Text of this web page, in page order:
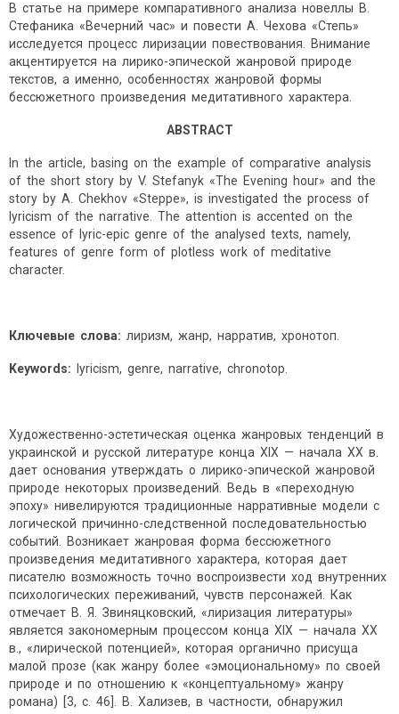
В статье на примере компаративного анализа новеллы В.
Стефаника «Вечерний час» и повести А. Чехова «Степь»
исследуется процесс лиризации повествования. Внимание
акцентируется на лирико-эпической жанровой природе
текстов, а именно, особенностях жанровой формы
бессюжетного произведения медитативного характера.
ABSTRACT
In the article, basing on the example of comparative analysis
of the short story by V. Stefanyk «The Evening hour» and the
story by А. Chekhov «Steppe», is investigated the process of
lyricism of the narrative. The attention is accented on the
essence of lyric-epic genre of the analysed texts, namely,
features of genre form of plotless work of meditative
character.
Ключевые слова: лиризм, жанр, нарратив, хронотоп.
Keywords: lyricism, genre, narrative, chronotop.
Художественно-эстетическая оценка жанровых тенденций в
украинской и русской литературе конца ХІХ — начала ХХ в.
дает основания утверждать о лирико-эпической жанровой
природе некоторых произведений. Ведь в «переходную
эпоху» нивелируются традиционные нарративные модели с
логической причинно-следственной последовательностью
событий. Возникает жанровая форма бессюжетного
произведения медитативного характера, которая дает
писателю возможность точно воспроизвести ход внутренних
психологических переживаний, чувств персонажей. Как
отмечает В. Я. Звиняцковский, «лиризация литературы»
является закономерным процессом конца XIX — начала ХХ
в., «лирической потенцией», которая органично присуща
малой прозе (как жанру более «эмоциональному» по своей
природе и по отношению к «концептуальному» жанру
романа) [3, с. 46]. В. Хализев, в частности, обнаружил